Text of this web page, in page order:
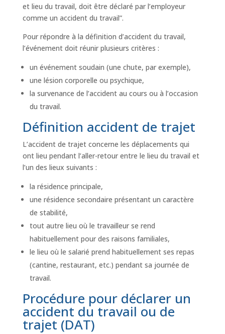
et lieu du travail, doit être déclaré par l’employeur
comme un accident du travail”.
Pour répondre à la définition d’accident du travail,
l’événement doit réunir plusieurs critères :
un événement soudain (une chute, par exemple),
une lésion corporelle ou psychique,
la survenance de l’accident au cours ou à l’occasion
du travail.
Définition accident de trajet
L’accident de trajet concerne les déplacements qui
ont lieu pendant l’aller-retour entre le lieu du travail et
l’un des lieux suivants :
la résidence principale,
une résidence secondaire présentant un caractère
de stabilité,
tout autre lieu où le travailleur se rend
habituellement pour des raisons familiales,
le lieu où le salarié prend habituellement ses repas
(cantine, restaurant, etc.) pendant sa journée de
travail.
Procédure pour déclarer un
accident du travail ou de
trajet (DAT)